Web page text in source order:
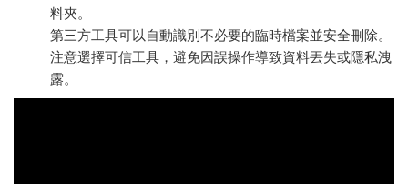
料夾。
第三方工具可以自動識別不必要的臨時檔案並安全刪除。
注意選擇可信工具，避免因誤操作導致資料丟失或隱私洩
露。